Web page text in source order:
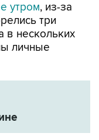
утром, из-за
три
в нескольких
личные